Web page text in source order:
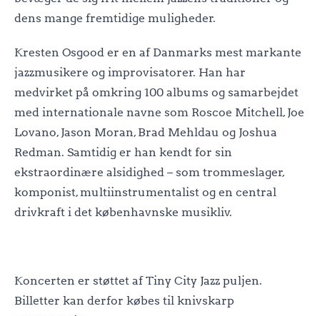
dens mange fremtidige muligheder.
Kresten Osgood er en af Danmarks mest markante
jazzmusikere og improvisatorer. Han har
medvirket på omkring 100 albums og samarbejdet
med internationale navne som Roscoe Mitchell, Joe
Lovano, Jason Moran, Brad Mehldau og Joshua
Redman. Samtidig er han kendt for sin
ekstraordinære alsidighed – som trommeslager,
komponist, multiinstrumentalist og en central
drivkraft i det københavnske musikliv.
Koncerten er støttet af Tiny City Jazz puljen.
Billetter kan derfor købes til knivskarp